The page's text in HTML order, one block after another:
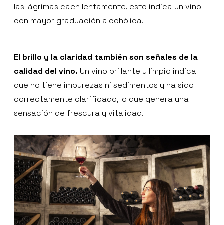
las lágrimas caen lentamente, esto indica un vino
con mayor graduación alcohólica.
El brillo y la claridad también son señales de la
calidad del vino. Un vino brillante y limpio indica
que no tiene impurezas ni sedimentos y ha sido
correctamente clarificado, lo que genera una
sensación de frescura y vitalidad.